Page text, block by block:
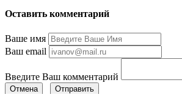
Оставить комментарий
Ваше имя
Ваш email
Введите Ваш комментарий
Отмена Отправить